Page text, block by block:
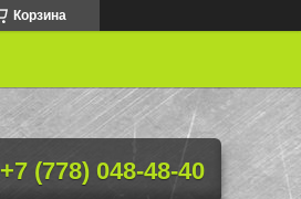
Корзина
+7 (778) 048-48-40